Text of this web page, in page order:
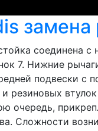
замена
соединена
7. Нижние
подвески с
и резиновых
очередь,
Сложности